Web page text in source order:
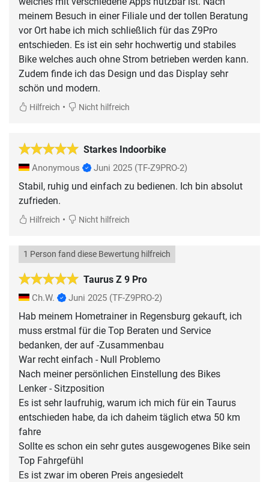
meinem Besuch in einer Filiale und der tollen Beratung
vor Ort habe ich mich schließlich für das Z9Pro
entschieden. Es ist ein sehr hochwertig und stabiles
Bike welches auch ohne Strom betrieben werden kann.
Zudem finde ich das Design und das Display sehr
schön und modern.
Hilfreich • Nicht hilfreich
Starkes Indoorbike
Anonymous Juni 2025 (TF-Z9PRO-2)
Stabil, ruhig und einfach zu bedienen. Ich bin absolut
zufrieden.
Hilfreich • Nicht hilfreich
Taurus Z 9 Pro
1 Person fand diese Bewertung hilfreich
Ch.W. Juni 2025 (TF-Z9PRO-2)
Hab meinem Hometrainer in Regensburg gekauft, ich
muss erstmal für die Top Beraten und Service
bedanken, der auf -Zusammenbau
War recht einfach - Null Problemo
Nach meiner persönlichen Einstellung des Bikes
Lenker - Sitzposition
Es ist sehr laufruhig, warum ich mich für ein Taurus
entschieden habe, da ich daheim täglich etwa 50 km
fahre
Sollte es schon ein sehr gutes ausgewogenes Bike sein
Top Fahrgefühl
Es ist zwar im oberen Preis angesiedelt